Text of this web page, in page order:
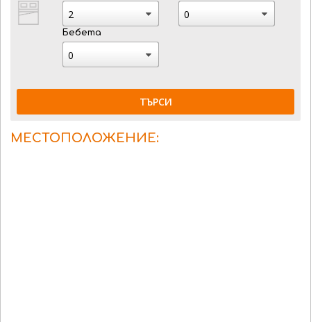
Бебета
ТЪРСИ
МЕСТОПОЛОЖЕНИЕ: